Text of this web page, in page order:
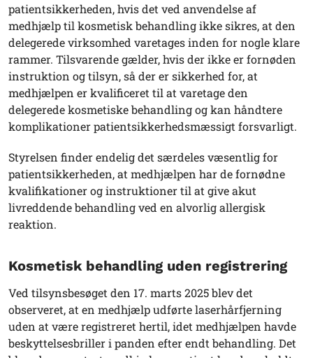
patientsikkerheden, hvis det ved anvendelse af
medhjælp til kosmetisk behandling ikke sikres, at den
delegerede virksomhed varetages inden for nogle klare
rammer. Tilsvarende gælder, hvis der ikke er fornøden
instruktion og tilsyn, så der er sikkerhed for, at
medhjælpen er kvalificeret til at varetage den
delegerede kosmetiske behandling og kan håndtere
komplikationer patientsikkerhedsmæssigt forsvarligt.
Styrelsen finder endelig det særdeles væsentlig for
patientsikkerheden, at medhjælpen har de fornødne
kvalifikationer og instruktioner til at give akut
livreddende behandling ved en alvorlig allergisk
reaktion.
Kosmetisk behandling uden registrering
Ved tilsynsbesøget den 17. marts 2025 blev det
observeret, at en medhjælp udførte laserhårfjerning
uden at være registreret hertil, idet medhjælpen havde
beskyttelsesbriller i panden efter endt behandling. Det